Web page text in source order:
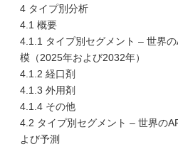
4 タイプ別分析
4.1 概要
4.1.1 タイプ別セグメント – 世界
模（2025年および2032年）
4.1.2 経口剤
4.1.3 外用剤
4.1.4 その他
4.2 タイプ別セグメント – 世界の
よび予測